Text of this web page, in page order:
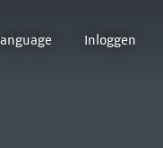
Inloggen